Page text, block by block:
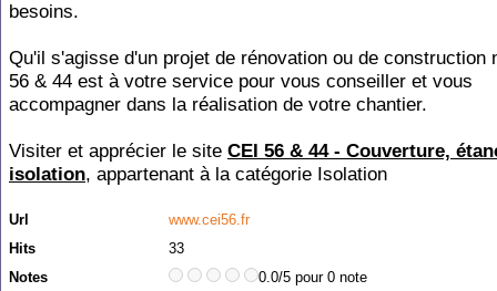
besoins.
Qu'il s'agisse d'un projet de rénovation ou de construction
56 & 44 est à votre service pour vous conseiller et vous
accompagner dans la réalisation de votre chantier.
Visiter et apprécier le site CEI 56 & 44 - Couverture,
isolation, appartenant à la catégorie Isolation
Url
www.cei56.fr
Hits
33
Notes
0.0/5 pour 0 note